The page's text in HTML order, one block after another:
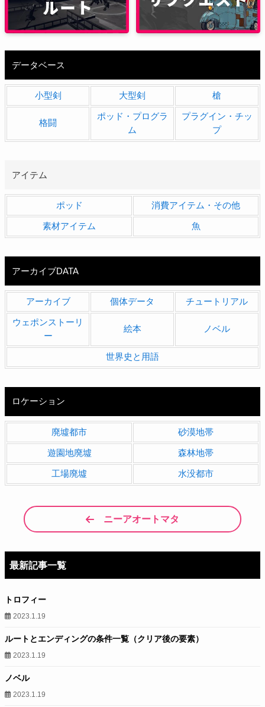
データベース
小型剣 大型剣 槍
格闘
ポッド・プログラ
ム
プラグイン・チッ
プ
アイテム
ポッド 消費アイテム・その他
素材アイテム 魚
アーカイブDATA
アーカイブ 個体データ チュートリアル
ウェポンストーリ
ー
絵本 ノベル
世界史と用語
ロケーション
廃墟都市 砂漠地帯
遊園地廃墟 森林地帯
工場廃墟 水没都市
ニーアオートマタ
最新記事一覧
トロフィー
2023.1.19
ルートとエンディングの条件一覧（クリア後の要素）
2023.1.19
ノベル
2023.1.19